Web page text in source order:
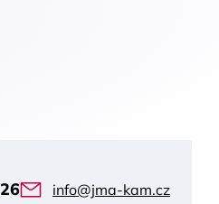
info@jma-kam.cz